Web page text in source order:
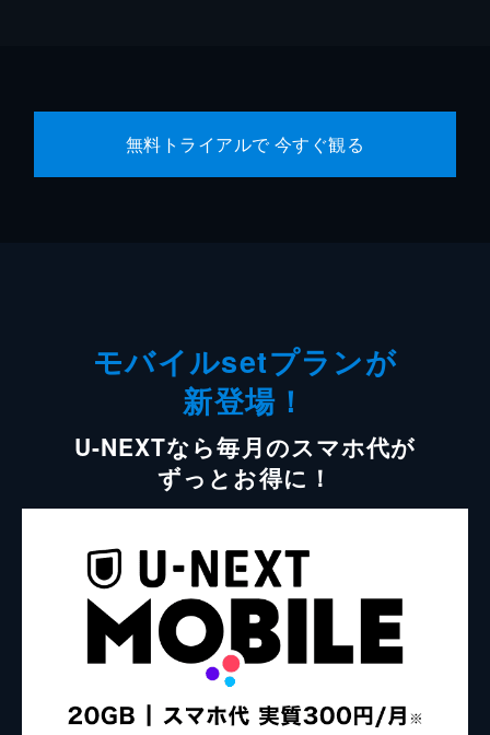
無料トライアルで 今すぐ観る
モバイルsetプランが
新登場！
U-NEXTなら毎月のスマホ代が
ずっとお得に！